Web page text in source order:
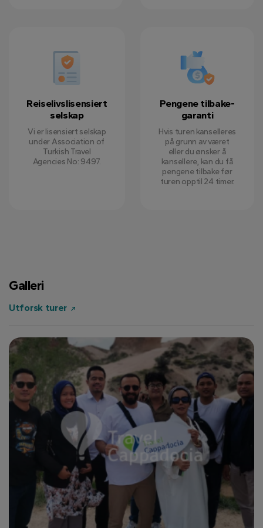
Reiselivslisensiert
selskap
Vi er lisensiert selskap
under Association of
Turkish Travel
Agencies No: 9497.
Pengene tilbake-
garanti
Hvis turen kanselleres
på grunn av været
eller du ønsker å
kansellere, kan du få
pengene tilbake før
turen opptil 24 timer.
Galleri
Utforsk turer